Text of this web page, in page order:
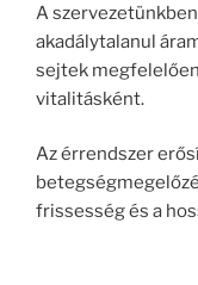
A
akadálytalanul
sejtek
vitalitásként.
Az érrendszer
frissesség és a